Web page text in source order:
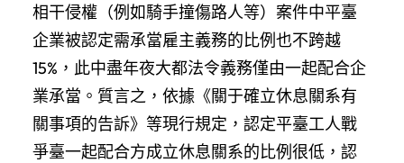
相干侵權（例如騎手撞傷路人等）案件中平臺
企業被認定需承當雇主義務的比例也不跨越
15%，此中盡年夜大都法令義務僅由一起配合企
業承當。質言之，依據《關于確立休息關系有
關事項的告訴》等現行規定，認定平臺工人戰
爭臺一起配合方成立休息關系的比例很低，認